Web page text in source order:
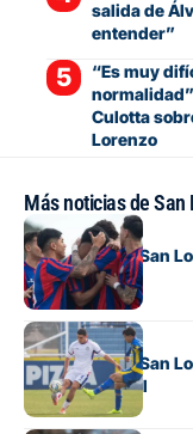
salida de
entender”
“Es muy
Culotta
Lorenzo
Más noticias de San
Juveniles
La Reserva de San
Banfield
Juveniles
La Reserva de San
Rosario Central